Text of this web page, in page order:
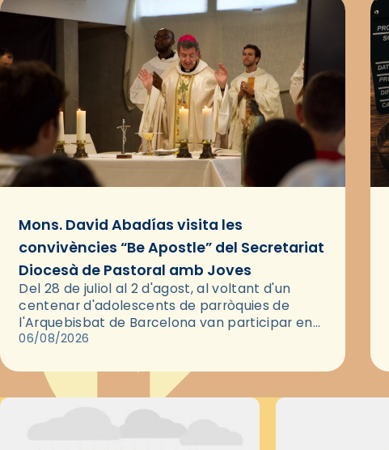
Mons. David Abadías visita les
convivències “Be Apostle” del Secretariat
Diocesà de Pastoral amb Joves
Del 28 de juliol al 2 d'agost, al voltant d'un
centenar d'adolescents de parròquies de
l'Arquebisbat de Barcelona van participar en
les convivències Be Apostle, organitzades pel
06/08/2026